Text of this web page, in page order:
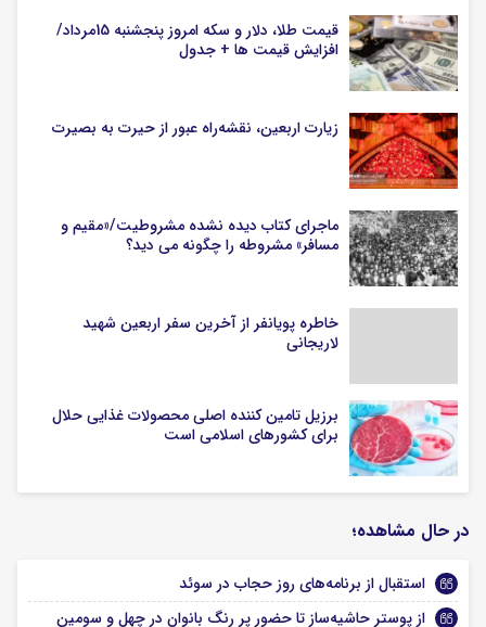
قیمت طلا، دلار و سکه امروز پنجشنبه 15مرداد/
افزایش قیمت ها + جدول
زیارت اربعین، نقشه‌راه عبور از حیرت به بصیرت
ماجرای کتاب دیده نشده مشروطیت/«مقیم و
مسافر» مشروطه را چگونه می دید؟
خاطره پویانفر از آخرین سفر اربعین شهید
لاریجانی
برزیل تامین کننده اصلی محصولات غذایی حلال
برای کشورهای اسلامی است
در حال مشاهده؛
استقبال از برنامه‌های روز حجاب در سوئد
از پوستر حاشیه‌ساز تا حضور پر رنگ بانوان در چهل و سومین